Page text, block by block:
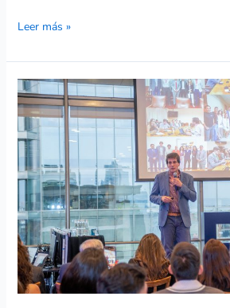
Leer más »
Diputado
Diego
Schalper
presenta
primer
informe
de
Bancada
por
las
Startups
y